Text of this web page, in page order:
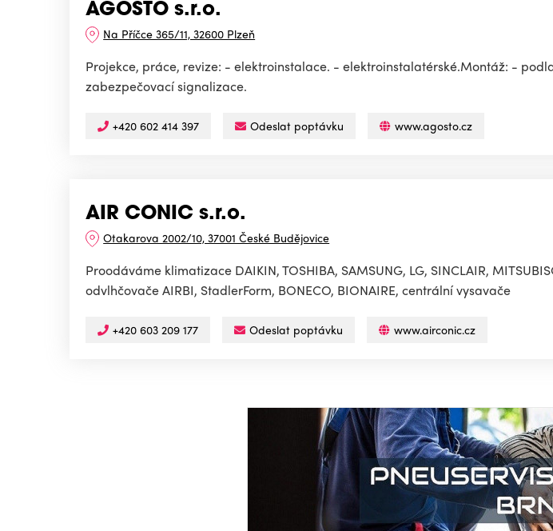
AGOSTO s.r.o.
Na Příčce 365/11, 32600 Plzeň
Projekce, práce, revize: - elektroinstalace. - elektroinstalatérské.Montáž: -
zabezpečovací signalizace.
+420 602 414 397 Odeslat poptávku www.agosto.cz
AIR CONIC s.r.o.
Otakarova 2002/10, 37001 České Budějovice
Proodáváme klimatizace DAIKIN, TOSHIBA, SAMSUNG, LG, SINCLAIR,
odvlhčovače AIRBI, StadlerForm, BONECO, BIONAIRE, centrální vysavače
+420 603 209 177 Odeslat poptávku www.airconic.cz